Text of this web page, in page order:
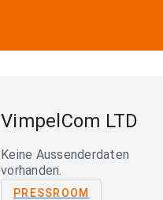
VimpelCom LTD
Keine Aussenderdaten
vorhanden.
PRESSROOM